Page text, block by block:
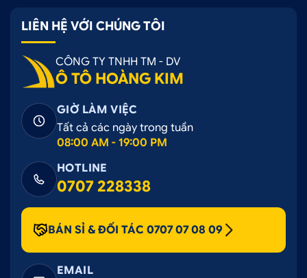
LIÊN HỆ VỚI CHÚNG TÔI
CÔNG TY TNHH TM - DV
Ô TÔ HOÀNG KIM
GIỜ LÀM VIỆC
Tất cả các ngày trong tuần
08:00 AM - 19:00 PM
HOTLINE
0707 228338
BÁN SỈ & ĐỐI TÁC 0707 07 08 09
EMAIL